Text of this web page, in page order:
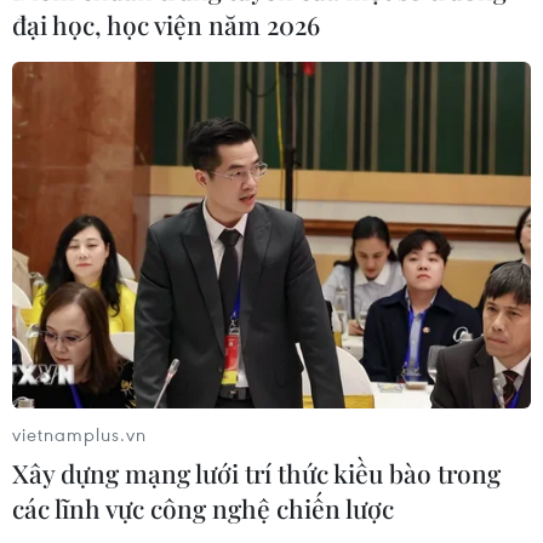
Tổng thống Nga Vladimir
Putin tuyên bố về việc luận
chuyển và bổ nhiệm một
loạt tướng lĩnh chỉ huy trên
mặt trận Ukraine và Bộ
Quốc phòng Nga.
NGHE
Ngày 4/8, Cơ quan Cảnh
sát điều tra Công an tỉnh
Quảng Trị đã triệt phá
bạc trực tuyến núp bóng
hệ thống phát sóng bóng
đá lậu "Lương Sơn TV",
bắt giữ 16 đối tượng.
NGHE
đại học, học viện năm 2026
vietnamplus.vn
Xây dựng mạng lưới trí thức kiều bào trong
các lĩnh vực công nghệ chiến lược